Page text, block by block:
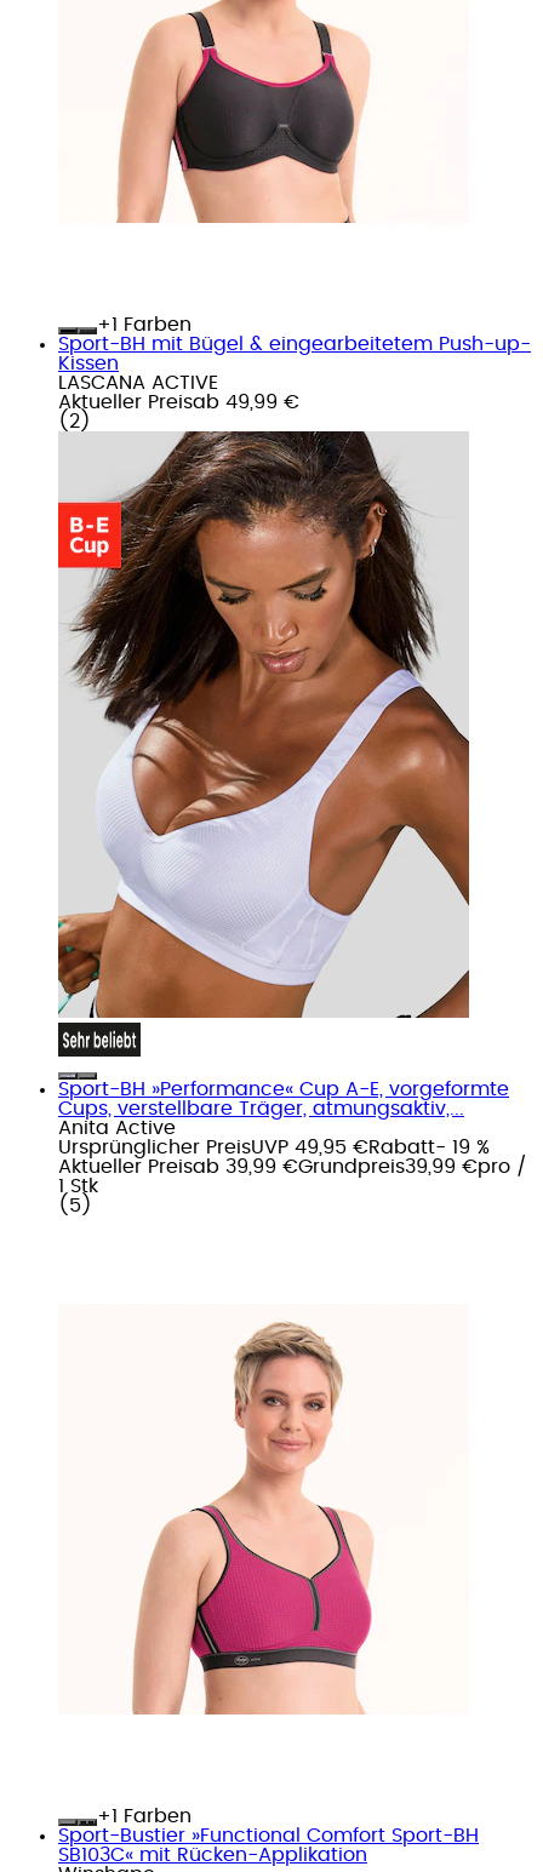
+
Farben
Sport-BH mit Bügel & eingearbeitetem Push-up-
Kissen
LASCANA ACTIVE
Aktueller Preisab 49,99 €
( 2 )
Sport-BH »Performance« Cup A-E, vorgeformte
Cups, verstellbare Träger, atmungsaktiv,...
Anita Active
Ursprünglicher PreisUVP 49,95 €Rabatt- 19 %
Aktueller Preisab 39,99 €Grundpreis39,99 €pro /
1 Stk
( 5 )
+
Farben
Sport-Bustier »Functional Comfort Sport-BH
SB103C« mit Rücken-Applikation